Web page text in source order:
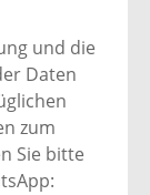
und die
Daten
zum
Sie bitte